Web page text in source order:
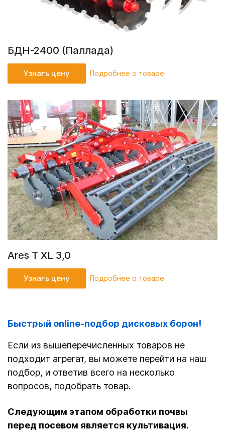
БДН-2400 (Паллада)
Узнать цену Подробнее о товаре
Ares T XL 3,0
Узнать цену Подробнее о товаре
Быстрый online-подбор дисковых борон!
Если из вышеперечисленных товаров не
подходит агрегат, вы можете перейти на наш
подбор, и ответив всего на несколько
вопросов, подобрать товар.
Следующим этапом обработки почвы
перед посевом является культивация.